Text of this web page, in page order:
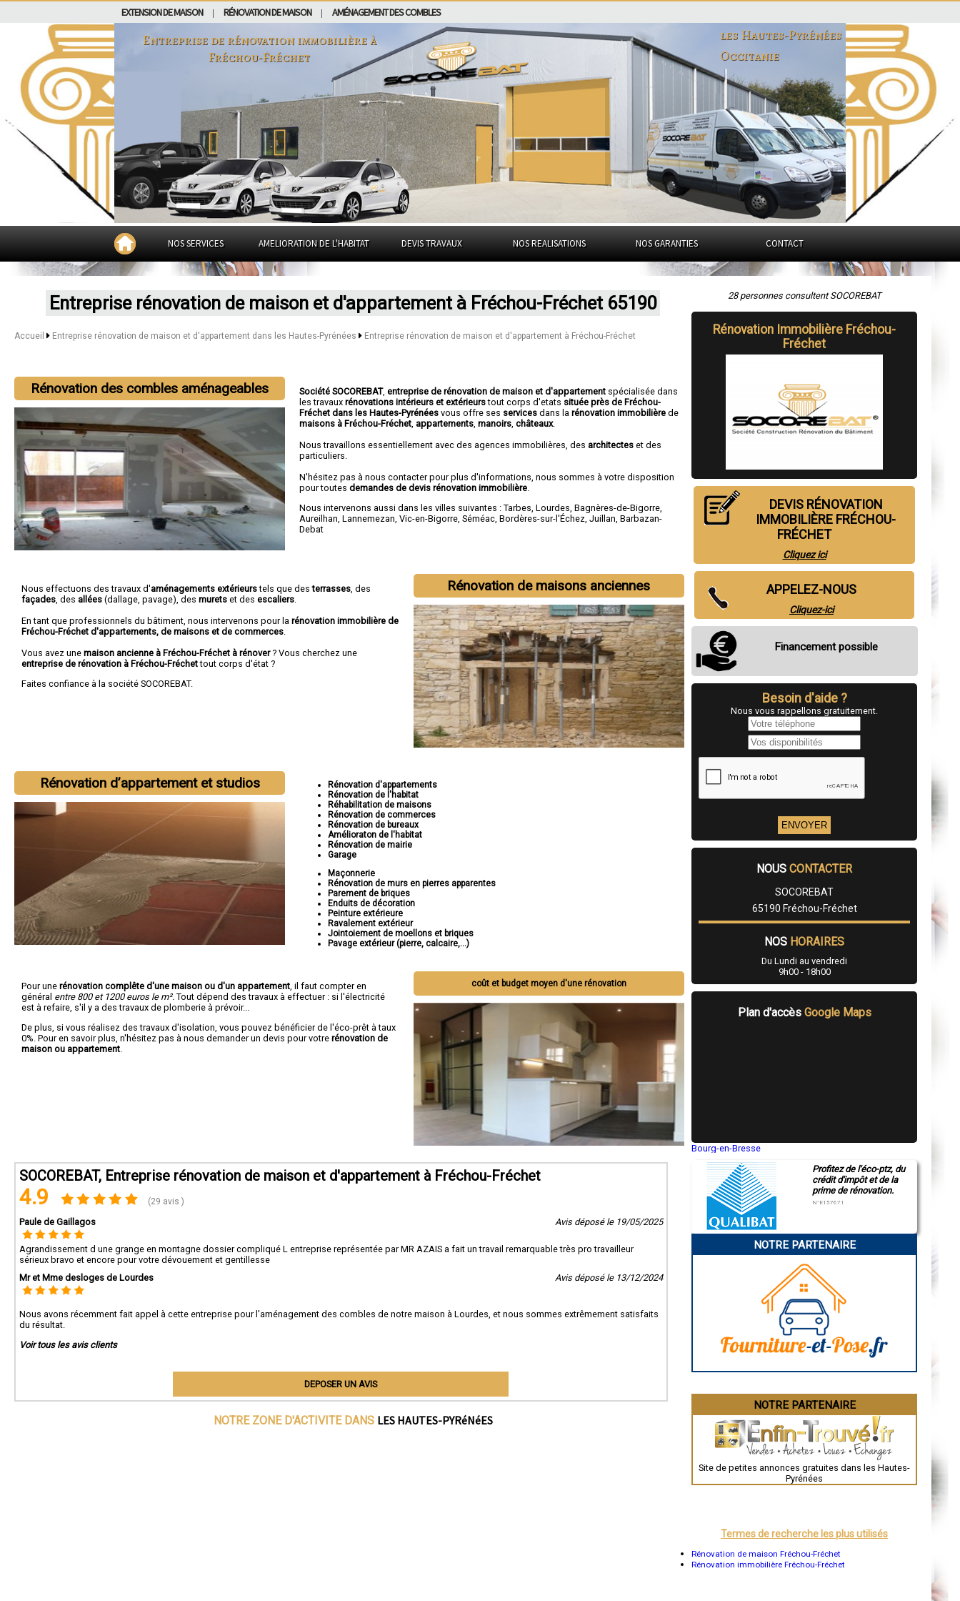
EXTENSION DE MAISON RÉNOVATION DE MAISON AMÉNAGEMENT DES COMBLES
Entreprise de rénovation immobilière à
Fréchou-Fréchet
les Hautes-Pyrénées
Occitanie
NOS SERVICES AMELIORATION DE L'HABITAT DEVIS TRAVAUX NOS REALISATIONS NOS GARANTIES CONTACT
Entreprise rénovation de maison et d'appartement à Fréchou-Fréchet 65190
Accueil Entreprise rénovation de maison et d'appartement dans les Hautes-Pyrénées Entreprise rénovation de maison et d'appartement à Fréchou-Fréchet
Rénovation des combles aménageables Société SOCOREBAT,entreprise de rénovation de maison et d'appartement spécialisée dans
les travauxrénovations intérieurs et extérieurstout corps d'etats située près de Fréchou-
Fréchet dans les Hautes-Pyrénéesvous offre ses services dans larénovation immobilière de
maisons à Fréchou-Fréchet appartements ,manoirs ,châteaux.
Nous travaillons essentiellement avec des agences immobilières, des architectes et des
particuliers.
N'hésitez pas à nous contacter pour plus d'informations, nous sommes à votre disposition
pour toutesdemandes de devis rénovation immobilière
Nous intervenons aussi dans les villes suivantes :Tarbes ,Lourdes ,Bagnères-de-Bigorre
Aureilhan ,Lannemezan ,Vic-en-Bigorre ,Séméac ,Bordères-sur-l'Échez ,Juillan ,Barbazan-
Debat
Rénovation de maisons anciennes
Nous effectuons des travaux d'aménagements extérieurstels que desterrasses , des
façades , des allées (dallage, pavage), des murets et des escaliers
En tant que professionnels du bâtiment, nous intervenons pour la rénovation immobilière de
Fréchou-Fréchet d'appartements, de maisons et de commerces
Vous avez une maison ancienne à Fréchou-Fréchet à rénover? Vous cherchez une
entreprise de rénovation à Fréchou-Fréchettout corps d'état ?
Faites confiance à la société SOCOREBAT.
Rénovation d’appartement et studios
Rénovation d'appartements
Rénovation de l'habitat
Réhabilitation de maisons
Rénovation de commerces
Rénovation de bureaux
Amélioraton de l'habitat
Rénovation de mairie
Garage
Maçonnerie
Rénovation de murs en pierres apparentes
Parement de briques
Enduits de décoration
Peinture extérieure
Ravalement extérieur
Jointoiement de moellons et briques
Pavage extérieur (pierre, calcaire,...)
coût et budget moyen d'une rénovation
Pour une rénovation complête d'une maison ou d'un appartement , il faut compter en
général entre 800 et 1200 euros le m². Tout dépend des travaux à effectuer : si l'électricité
est à refaire, s'il y a des travaux de plomberie à prévoir...
De plus, si vous réalisez des travaux d'isolation, vous pouvez bénéficier de l'éco-prêt à taux
0%. Pour en savoir plus, n'hésitez pas à nous demander un devis pour votre rénovation de
maison ou appartement
SOCOREBAT, Entreprise rénovation de maison et d'appartement à Fréchou-Fréchet
4.9 (29 avis )
Paule de Gaillagos Avis déposé le 19/05/2025
Agrandissement d une grange en montagne dossier compliqué L entreprise représentée par MR AZAIS a fait un travail remarquable très pro travailleur
sérieux bravo et encore pour votre dévouement et gentillesse
Mr et Mme desloges de Lourdes
Avis déposé le 13/12/2024
Nous avons récemment fait appel à cette entreprise pour l'aménagement des combles de notre maison à Lourdes, et nous sommes extrêmement satisfaits
du résultat.
Voir tous les avis clients
DEPOSER UN AVIS
NOTRE ZONE D'ACTIVITE DANS LES HAUTES-PYRéNéES
28 personnes consultent SOCOREBAT
Rénovation Immobilière Fréchou-
Fréchet
DEVIS RÉNOVATION
IMMOBILIÈRE FRÉCHOU-
FRÉCHET
Cliquez ici
APPELEZ-NOUS
Cliquez-ici
Financement possible
Besoin d'aide ?
Nous vous rappellons gratuitement.
NOUS CONTACTER
SOCOREBAT
65190 Fréchou-Fréchet
NOS HORAIRES
Du Lundi au vendredi
9h00 - 18h00
Plan d'accès Google Maps
Bourg-en-Bresse
Montluçon
Manosque
Gap
Charleville-Mézières
Pamiers
Narbonne
Brive-la-Gaillarde
Guéret
Besançon
Évreux
Chartres
Nîmes
Auch
Grenoble
Mont-de-Marsan
Blois
Profitez de l'éco-ptz, du
crédit d'impôt et de la
prime de rénovation.
N°E157671
NOTRE PARTENAIRE
NOTRE PARTENAIRE
Site de petites annonces gratuites dans les Hautes-
Pyrénées
Termes de recherche les plus utilisés
Rénovation de maison Fréchou-Fréchet
Rénovation immobilière Fréchou-Fréchet